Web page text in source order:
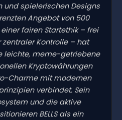
und spielerischen Designs
Angebot von 500
fairen Startethik – frei
zentraler Kontrolle – hat
leichte, meme-getriebene
Kryptowährungen
Charme mit modernen
verbindet. Sein
und die aktive
BELLS als ein